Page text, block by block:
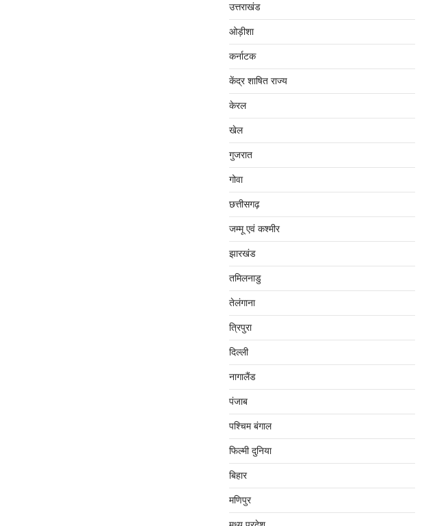
उत्तराखंड
ओड़ीशा
कर्नाटक
केंद्र शाषित राज्य
केरल
खेल
गुजरात
गोवा
छत्तीसगढ़
जम्‍मू एवं कश्‍मीर
झारखंड
तमिलनाडु
तेलंगाना
त्रिपुरा
दिल्‍ली
नागालैंड
पंजाब
पश्चिम बंगाल
फिल्मी दुनिया
बिहार
मणिपुर